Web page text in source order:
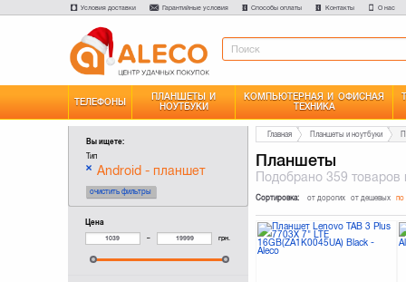
Условия доставки Гарантийные условия Способы оплаты Контакты О нас
ТЕЛЕФОНЫ
ПЛАНШЕТЫ И
НОУТБУКИ
КОМПЬЮТЕРНАЯ И ОФИСНАЯ
ТЕХНИКА
Вы ищете:
Тип
Android - планшет
очистить фильтры
Цена
– грн.
Главная Планшеты и ноутбуки
Планшеты
Подобрано359 товаров
Сортировка: от дорогих от дешевых по